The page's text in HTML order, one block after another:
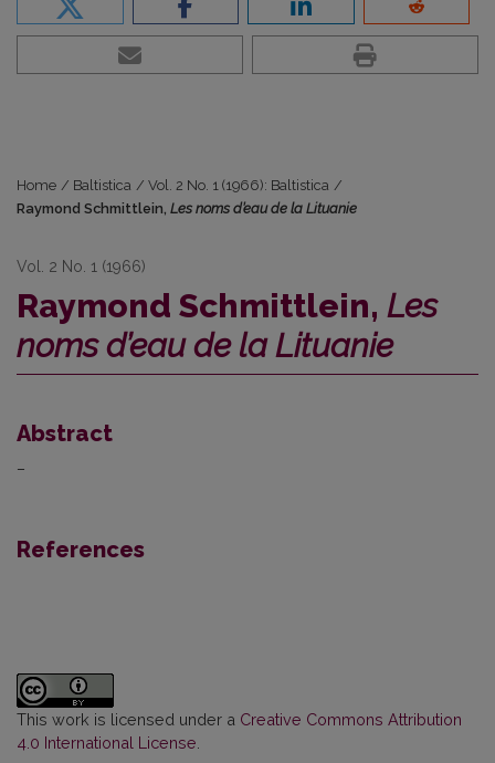
Home / Baltistica / Vol. 2 No. 1 (1966): Baltistica /
Raymond Schmittlein, Les noms d’eau de la Lituanie
Vol. 2 No. 1 (1966)
Raymond Schmittlein, Les
noms d’eau de la Lituanie
Abstract
–
References
This work is licensed under a Creative Commons Attribution
4.0 International License